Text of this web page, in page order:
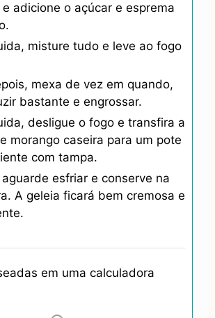
adicione o açúcar e esprema
misture tudo e leve ao fogo
mexa de vez em quando,
bastante e engrossar.
desligue o fogo e transfira a
morango caseira para um pote
com tampa.
esfriar e conserve na
A geleia ficará bem cremosa e
em uma calculadora